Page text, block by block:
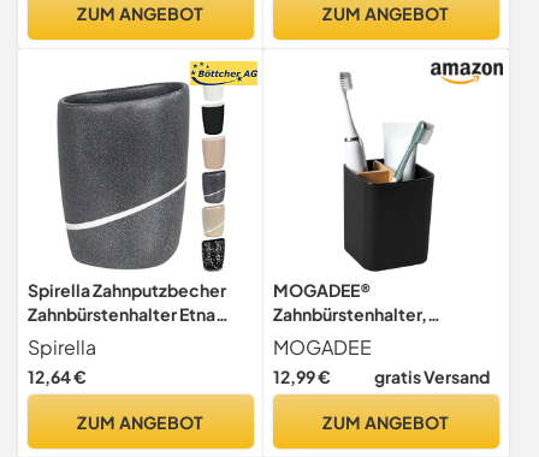
ZUM ANGEBOT
Badezimmer Zubehör,
cm, Grau
ZUM ANGEBOT
Spirella Zahnputzbecher
Zahnbürstenhalter Etna
9x7x12,5 cm Steinoptik -
Grau
Spirella
12,64 €
ZUM ANGEBOT
MOGADEE®
Zahnbürstenhalter,
Toothbrush Holder,
zahnputzbecher
Kunststoff, 2
Ablagebecken, für
MOGADEE
12,99 € gratis Versand
ZUM ANGEBOT